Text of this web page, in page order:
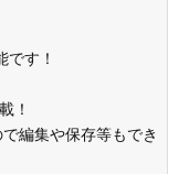
す！
！
編集や保存等もでき